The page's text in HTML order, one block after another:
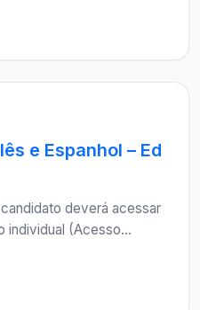
e Espanhol – Ed
deverá acessar
individual (Acesso...